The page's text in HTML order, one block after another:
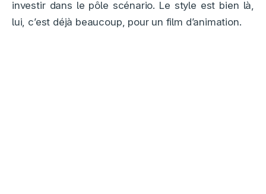
investir dans le pôle scénario. Le style est bien là,
lui, c’est déjà beaucoup, pour un film d’animation.